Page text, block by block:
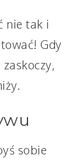
nie tak i
Gdy
sobie